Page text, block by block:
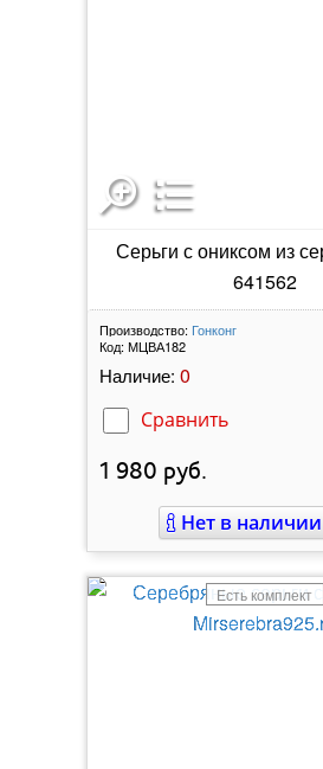
Серьги с ониксом из
641562
Производство: Гонконг
Код: МЦВА182
Наличие: 0
Сравнить
1 980 руб.
Нет в наличии
Есть комплект